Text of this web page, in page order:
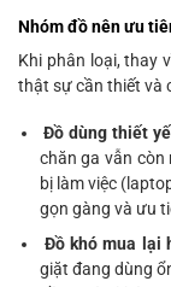
Nhóm đồ nên ưu
Khi phân loại, thay
thật sự cần thiết và
Đồ dùng thiết
chăn ga vẫn còn
bị làm việc
gọn gàng và ưu
Đồ khó mua lại
giặt đang dùng